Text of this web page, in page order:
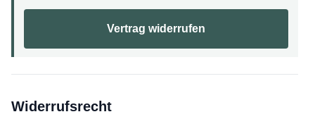
Vertrag widerrufen
Widerrufsrecht